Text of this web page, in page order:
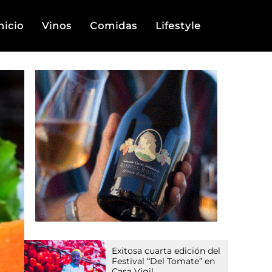
Vinos Comidas Lifestyle
Exitosa cuarta edición del
Festival “Del Tomate” en